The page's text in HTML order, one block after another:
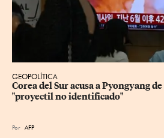
GEOPOLÍTICA
Corea del Sur acusa a Pyongyang
"proyectil no identificado"
Por AFP